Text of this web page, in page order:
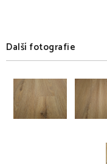
Další fotografie